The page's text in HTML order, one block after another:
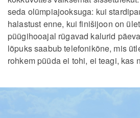
seda olümpiajooksuga: kui
halastust enne, kui finišijoon on
püügihooajal rügavad kalurid
lõpuks saabub telefonikõne, mis
rohkem püüda ei tohi, ei teagi, kas